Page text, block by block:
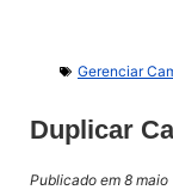
Gerenciar
Duplicar
Publicado em 8 maio